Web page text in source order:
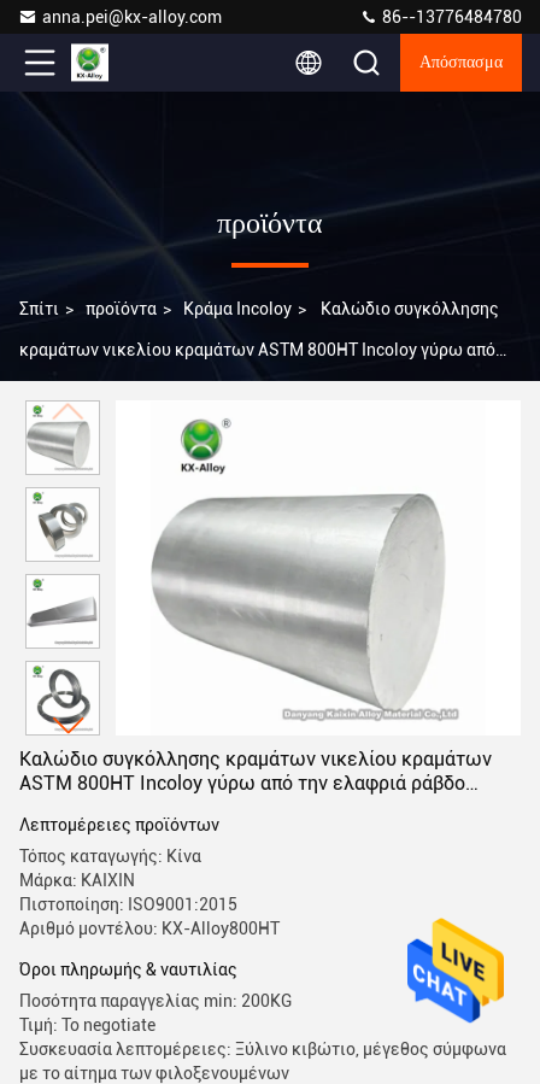
anna.pei@kx-alloy.com 86--13776484780
Απόσπασμα
προϊόντα
Σπίτι > προϊόντα > Κράμα Incoloy > Καλώδιο συγκόλλησης
κραμάτων νικελίου κραμάτων ASTM 800HT Incoloy γύρω από
Καλώδιο συγκόλλησης κραμάτων νικελίου κραμάτων
ASTM 800HT Incoloy γύρω από την ελαφριά ράβδο
Λεπτομέρειες προϊόντων
Τόπος καταγωγής: Κίνα
Μάρκα: KAIXIN
Πιστοποίηση: ISO9001:2015
Αριθμό μοντέλου: KX-Alloy800HT
Όροι πληρωμής & ναυτιλίας
Ποσότητα παραγγελίας min: 200KG
Τιμή: To negotiate
Συσκευασία λεπτομέρειες: Ξύλινο κιβώτιο, μέγεθος σύμφωνα
με το αίτημα των φιλοξενουμένων